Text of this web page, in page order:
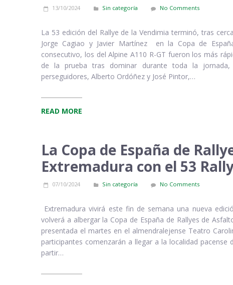
13/10/2024 Sin categoría No Comments
La 53 edición del Rallye de la Vendimia terminó, tras
Jorge Cagiao y Javier Martínez en la Copa de
consecutivo, los del Alpine A110 R-GT fueron los más
de la prueba tras dominar durante toda la jornada,
perseguidores, Alberto Ordóñez y José Pintor,…
READ MORE
La Copa de España de
Extremadura con el 53
07/10/2024 Sin categoría No Comments
Extremadura vivirá este fin de semana una nueva
volverá a albergar la Copa de España de Rallyes de
presentada el martes en el almendralejense Teatro
participantes comenzarán a llegar a la localidad
partir…